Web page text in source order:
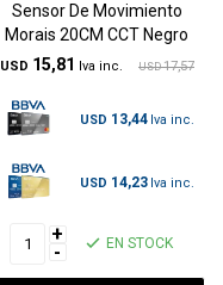
Sensor De Movimiento
Morais 20CM CCT Negro
USD 15,81 USD 17,57
USD 13,44
USD 14,23
+
- EN STOCK